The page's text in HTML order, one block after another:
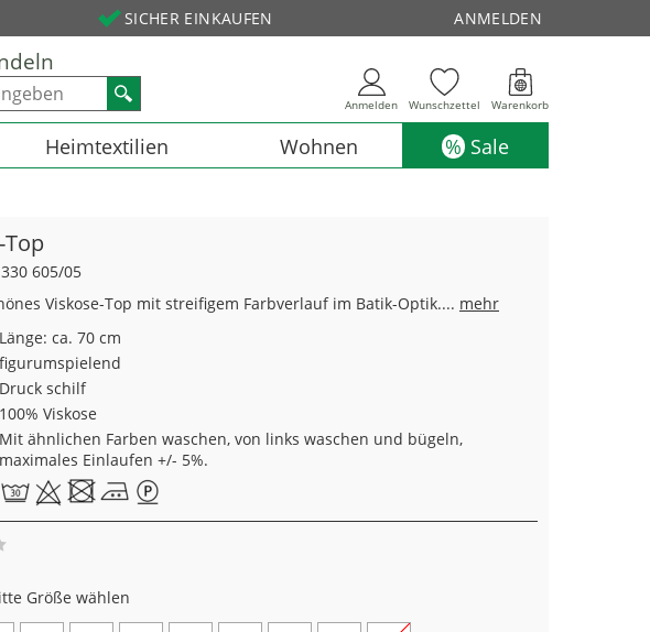
SICHER EINKAUFEN ANMELDEN
Anmelden Wunschzettel Warenkorb
Heimtextilien Wohnen Sale
Top
605/05
Viskose-Top mit streifigem Farbverlauf im Batik-Optik.... mehr
Größe wählen
Länge: ca. 70 cm
figurumspielend
Druck schilf
100% Viskose
Mit ähnlichen Farben waschen, von links waschen und bügeln,
maximales Einlaufen +/- 5%.